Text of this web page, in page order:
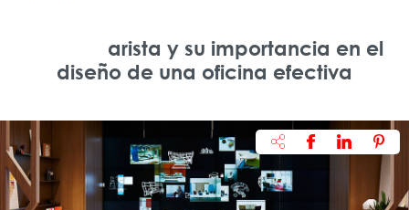
arista y su importancia en el
diseño de una oficina efectiva